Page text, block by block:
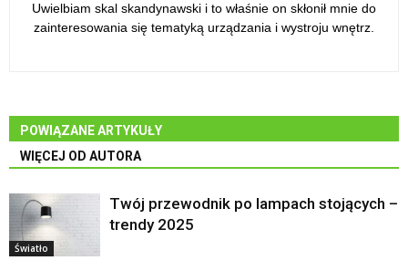
Uwielbiam skal skandynawski i to właśnie on skłonił mnie do
zainteresowania się tematyką urządzania i wystroju wnętrz.
POWIĄZANE ARTYKUŁY
WIĘCEJ OD AUTORA
Światło
Twój przewodnik po lampach stojących –
trendy 2025